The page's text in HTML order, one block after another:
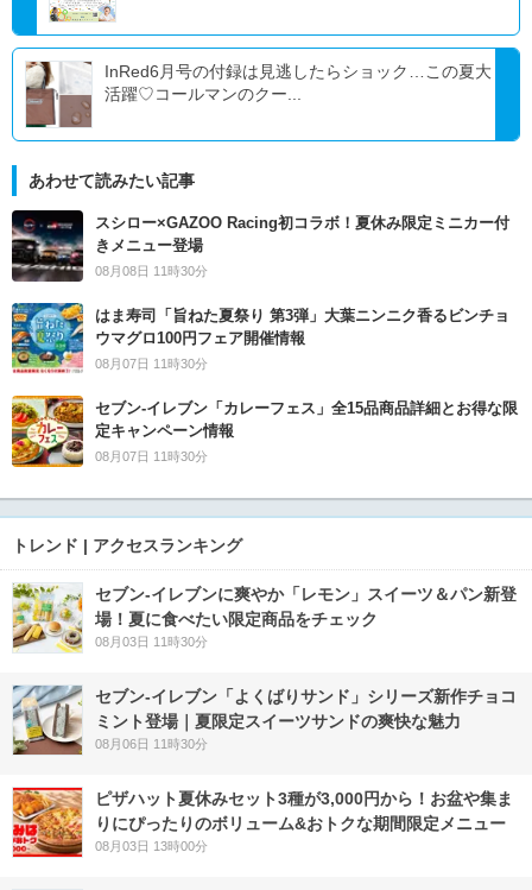
InRed6月号の付録は見逃したらショック…この夏大
活躍♡コールマンのクー...
あわせて読みたい記事
スシロー×GAZOO Racing初コラボ！夏休み限定ミニカー付
きメニュー登場
08月08日 11時30分
はま寿司「旨ねた夏祭り 第3弾」大葉ニンニク香るビンチョ
ウマグロ100円フェア開催情報
08月07日 11時30分
セブン‐イレブン「カレーフェス」全15品商品詳細とお得な限
定キャンペーン情報
08月07日 11時30分
トレンド | アクセスランキング
セブン‐イレブンに爽やか「レモン」スイーツ＆パン新登
場！夏に食べたい限定商品をチェック
08月03日 11時30分
セブン‐イレブン「よくばりサンド」シリーズ新作チョコ
ミント登場｜夏限定スイーツサンドの爽快な魅力
08月06日 11時30分
ピザハット夏休みセット3種が3,000円から！お盆や集ま
りにぴったりのボリューム&おトクな期間限定メニュー
08月03日 13時00分